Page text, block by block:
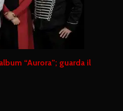
“Aurora”; guarda il